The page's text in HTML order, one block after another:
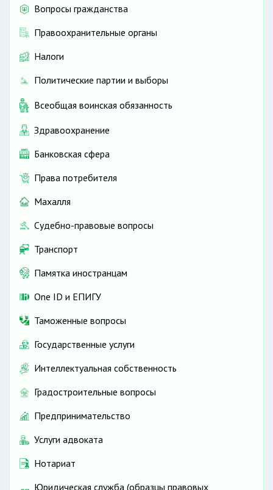
Вопросы гражданства
Правоохранительные органы
Налоги
Политические партии и выборы
Всеобщая воинская обязанность
Здравоохранение
Банковская сфера
Права потребителя
Махалля
Судебно-правовые вопросы
Транспорт
Памятка иностранцам
One ID и ЕПИГУ
Таможенные вопросы
Государственные услуги
Интеллектуальная собственность
Градостроительные вопросы
Предпринимательство
Услуги адвоката
Нотариат
Юридическая служба (образцы правовых